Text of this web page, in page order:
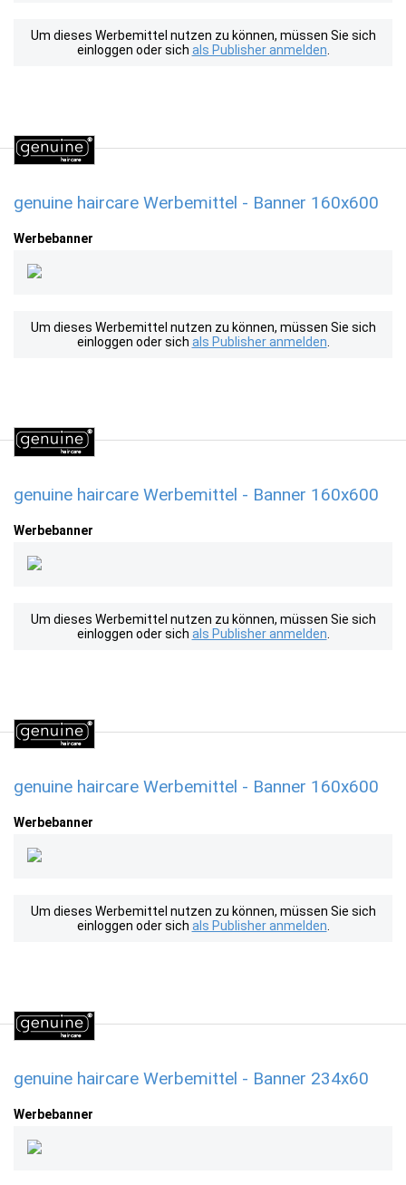
Um dieses Werbemittel nutzen zu können, müssen Sie sich
einloggen oder sich als Publisher anmelden
genuine haircare Werbemittel - Banner 160x600
Werbebanner
Um dieses Werbemittel nutzen zu können, müssen Sie sich
einloggen oder sich als Publisher anmelden
genuine haircare Werbemittel - Banner 160x600
Werbebanner
Um dieses Werbemittel nutzen zu können, müssen Sie sich
einloggen oder sich als Publisher anmelden
genuine haircare Werbemittel - Banner 160x600
Werbebanner
Um dieses Werbemittel nutzen zu können, müssen Sie sich
einloggen oder sich als Publisher anmelden
genuine haircare Werbemittel - Banner 234x60
Werbebanner